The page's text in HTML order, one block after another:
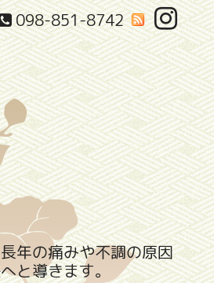
098-851-8742
年の痛みや不調の原因
と導きます。